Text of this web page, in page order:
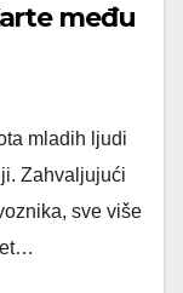
među
mladih ljudi
Zahvaljujući
sve više